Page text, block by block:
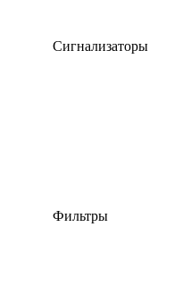
Сигнализаторы
Фильтры